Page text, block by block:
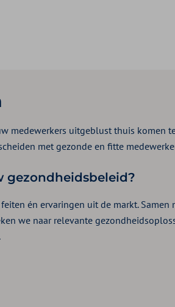
medewerkers uitgeblust thuis komen
met gezonde en fitte
gezondheidsbeleid?
én ervaringen uit de markt.
we naar relevante